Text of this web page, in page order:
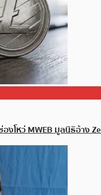
งโหว่ MWEB มูลนิธิอ้าง